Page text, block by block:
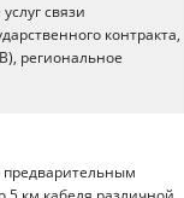
связи
контракта,
региональное
предварительным
5 км кабеля различной